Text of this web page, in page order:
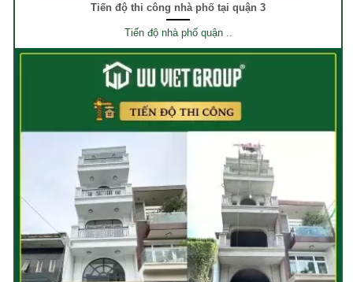
Tiến độ thi công nhà phố tại quận 3
Tiến độ nhà phố quận ..